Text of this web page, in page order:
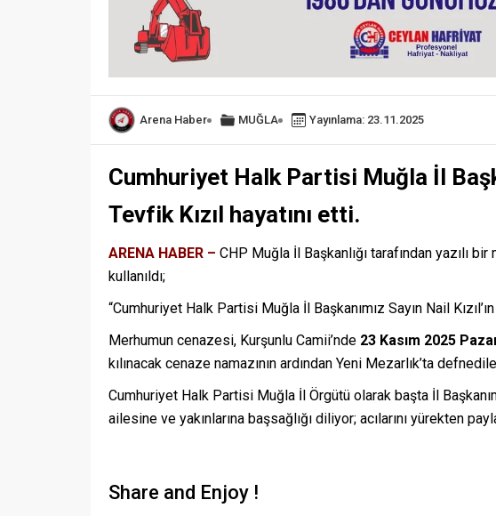
Arena Haber MUĞLA Yayınlama: 23.11.2025
Cumhuriyet Halk Partisi Muğla İl
Tevfik Kızıl hayatını etti.
ARENA HABER – CHP Muğla İl Başkanlığı tarafından yazılı
kullanıldı;
“Cumhuriyet Halk Partisi Muğla İl Başkanımız Sayın Nail
Merhumun cenazesi, Kurşunlu Camii’nde 23 Kasım 2025
kılınacak cenaze namazının ardından Yeni Mezarlık’ta
Cumhuriyet Halk Partisi Muğla İl Örgütü olarak başta İl
ailesine ve yakınlarına başsağlığı diliyor; acılarını yürekten
Share and Enjoy !